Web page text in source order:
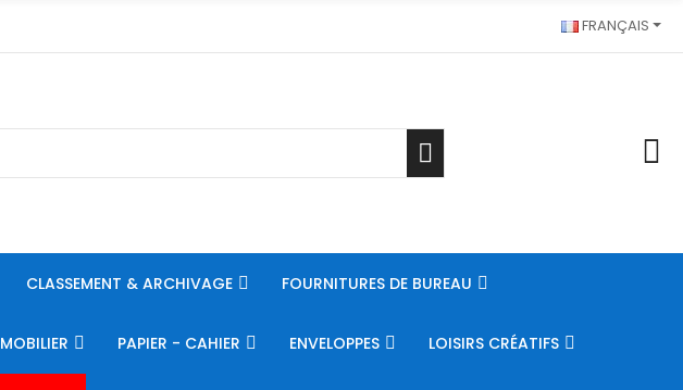
FRANÇAIS
CLASSEMENT & ARCHIVAGE FOURNITURES DE BUREAU
MOBILIER PAPIER - CAHIER ENVELOPPES LOISIRS CRÉATIFS